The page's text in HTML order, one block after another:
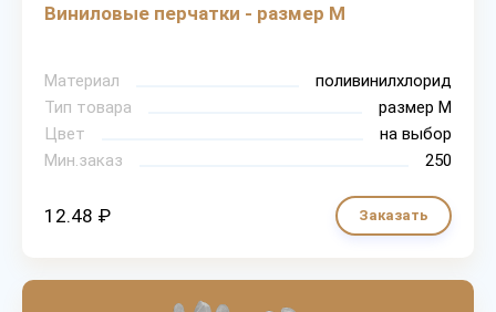
Виниловые перчатки - размер M
Материал
поливинилхлорид
Тип товара
размер М
Цвет
на выбор
Мин.заказ
250
12.48 ₽ Заказать